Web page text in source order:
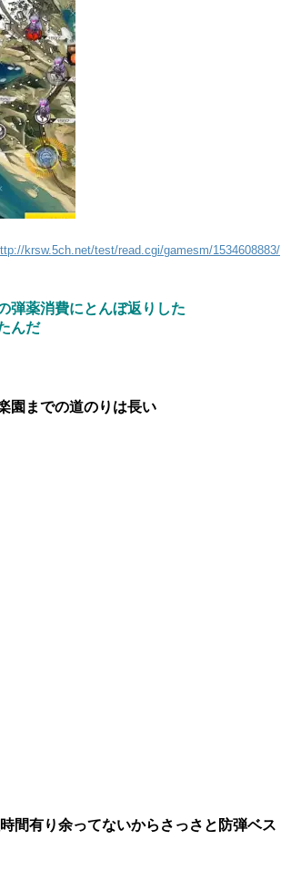
krsw.5ch.net/test/read.cgi/gamesm/1534608883/
弾薬消費にとんぼ返りした
んだ
園までの道のりは長い
間有り余ってないからさっさと防弾ベス